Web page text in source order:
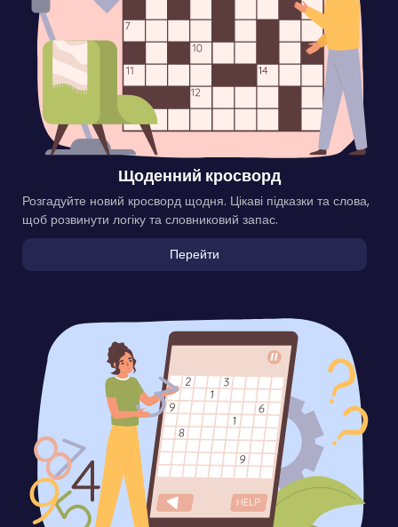
Щоденний кросворд
Розгадуйте новий кросворд щодня. Цікаві підказки та слова,
щоб розвинути логіку та словниковий запас.
Перейти